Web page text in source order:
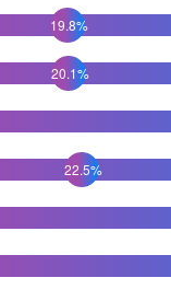
19.8%
20.1%
22.5%